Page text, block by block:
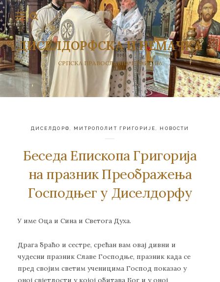
ДИСЕЛДОРФСКА И НЕМАЧКА
СРПСКА ПРАВОСЛАВНА ЕПАРХИЈА
ДИСЕЛДОРФ МИТРОПОЛИТ ГРИГОРИЈЕ НОВОСТИ
Беседа Епископа Григорија
на празник Преображења
Господњег у Диселдорфу
У име Оца и Сина и Светога Духа.
Драга браћо и сестре, срећан вам овај дивни и
чудесни празник Славе Господње, празник када се
пред својим светим ученицима Господ показао у
оној свјетлости у којој обитава Бог и у оној